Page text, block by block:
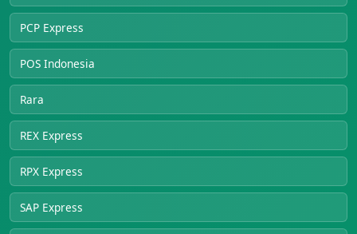
PCP Express
POS Indonesia
Rara
REX Express
RPX Express
SAP Express